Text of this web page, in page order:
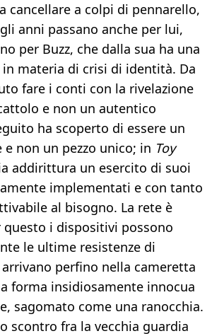
cancellare a colpi di pennarello,
anni passano anche per lui,
per Buzz, che dalla sua ha una
in materia di crisi di identità. Da
fare i conti con la rivelazione
e non un autentico
ha scoperto di essere un
non un pezzo unico; in Toy
addirittura un esercito di suoi
implementati e con tanto
al bisogno. La rete è
i dispositivi possono
le ultime resistenze di
perfino nella cameretta
forma insidiosamente innocua
sagomato come una ranocchia.
scontro fra la vecchia guardia